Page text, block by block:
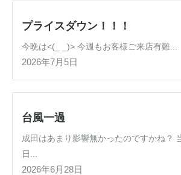
プライスダウン！！！
今晩は<(_ _)> 今週もお客様ご来店有難...
2026年7月5日
台風一過
成田はあまり影響無かったのですかね？
日...
2026年6月28日